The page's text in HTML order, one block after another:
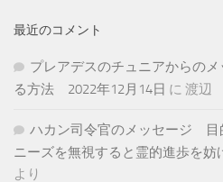
最近のコメント
プレアデスのチュニアからの
る方法 2022年12月14日 に 渡辺
ハカン司令官のメッセージ
ニーズを無視すると霊的進歩を妨
より